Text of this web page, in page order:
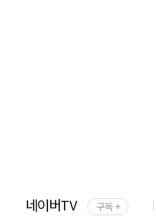
네이버TV 구독 +